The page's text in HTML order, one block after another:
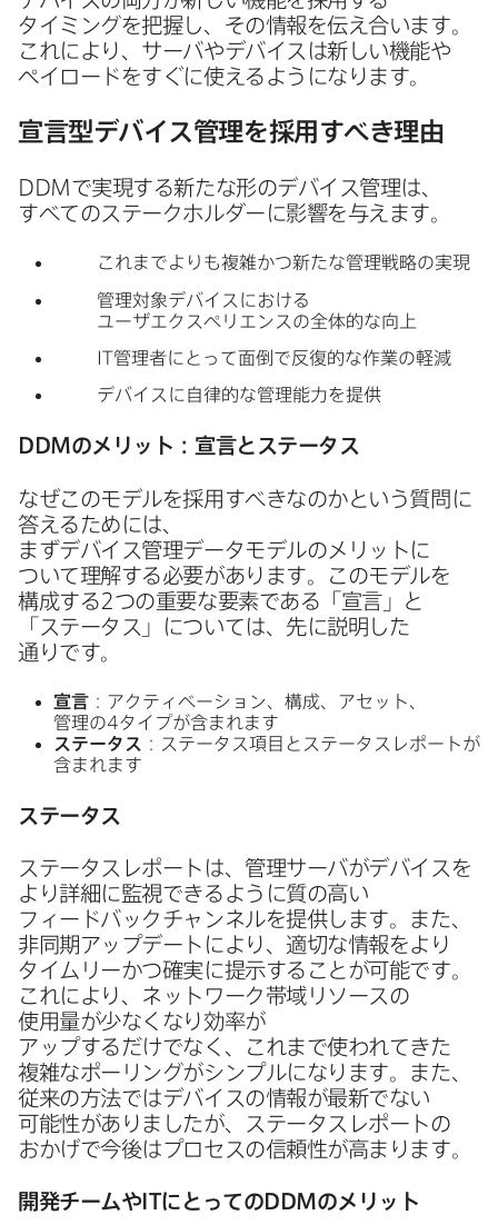
タイミングを​把握し、​その​情報を​伝え合います。​
これに​より、​サーバや​デバイスは​新しい​機能や​
ペイロードを​すぐに​使えるようになります。
宣言型デバイス管理を​採用すべき理由
DDMで​実現する​新たな​形の​デバイス管理は、​
すべての​ステークホルダーに​影響を​与えます。
これまで​よりも​複雑かつ​新たな​管理戦略の​実現
管理対象デバイスに​おける​
ユーザエクスペリエンスの​全体​的な向上
IT管理者に​とって​面倒で​反復的な​作業の​軽減
デバイスに​自律的な​管理能力を​提供
DDMの​メリット：宣言と​ステータス
な​ぜ​この​モデルを​採用すべきなのかと​いう​質問に​
答える​ためには、​
まずデバイス管理データモデルの​メリットに​
ついて​理解する​必要が​あります。​この​モデルを​
構成する2つの​重要な​要素である​「宣言」と​
「ステータス」に​ついては、​先に​説明した​
通りです。
宣言 ：アクティベーション、​構成、​アセット、​
管理の4タイプが​含まれます
ステータス
：ステータス項目と​ステータスレポートが​
含まれます
ステータス
ステータスレポートは、​管理サーバが​デバイスを​
より​詳細に​監視できるように​質の​高い​
フィードバックチャンネルを​提供します。​また、​
非同期アップデートに​より、​適切な​情報を​より​
タイムリーかつ確実に​提示する​ことが​可能です。​
これに​より、​ネットワーク帯域リソースの​
使用量が​少なくなり効率が​
アップするだけでなく、​これまで​使われてきた​
複雑な​ポーリングが​シンプルに​なります。​また、​
従来の​方法では​デバイスの​情報が​最新で​ない​
可能性が​ありましたが、​ステータスレポートの​
おかげで​今後は​プロセスの​信頼性が​高まります。
開発チームや ITに​とっての DDMの​メリット